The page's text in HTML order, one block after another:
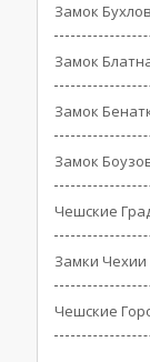
Замок
Замок
Замок
Замок
Чешские
Замки
Чешские